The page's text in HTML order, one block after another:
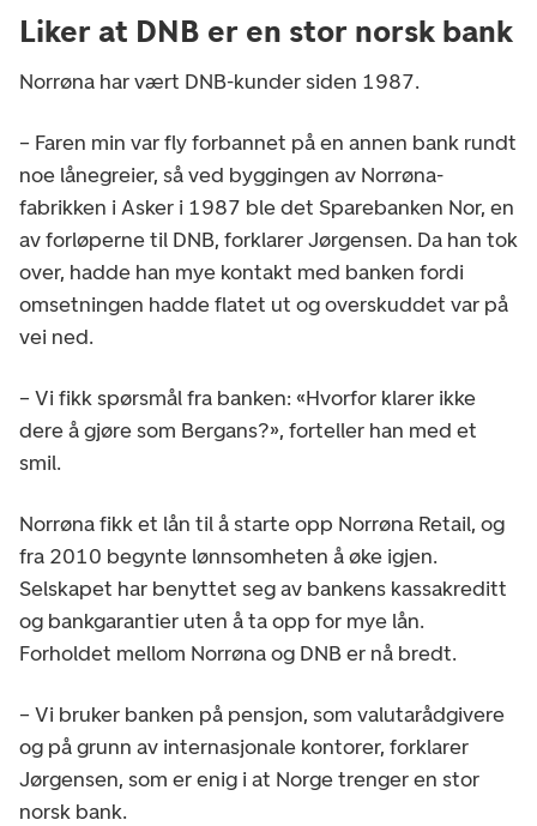
Liker at DNB er en stor norsk bank
Norrøna har vært DNB-kunder siden 1987.
– Faren min var fly forbannet på en annen bank rundt
noe lånegreier, så ved byggingen av Norrøna-
fabrikken i Asker i 1987 ble det Sparebanken Nor, en
av forløperne til DNB, forklarer Jørgensen. Da han tok
over, hadde han mye kontakt med banken fordi
omsetningen hadde flatet ut og overskuddet var på
vei ned.
– Vi fikk spørsmål fra banken: «Hvorfor klarer ikke
dere å gjøre som Bergans?», forteller han med et
smil.
Norrøna fikk et lån til å starte opp Norrøna Retail, og
fra 2010 begynte lønnsomheten å øke igjen.
Selskapet har benyttet seg av bankens kassakreditt
og bankgarantier uten å ta opp for mye lån.
Forholdet mellom Norrøna og DNB er nå bredt.
– Vi bruker banken på pensjon, som valutarådgivere
og på grunn av internasjonale kontorer, forklarer
Jørgensen, som er enig i at Norge trenger en stor
norsk bank.